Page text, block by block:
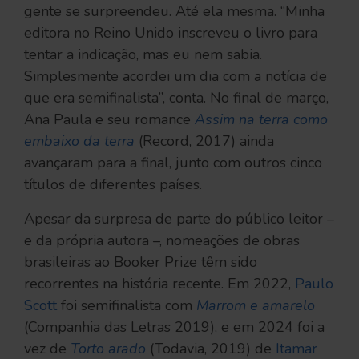
gente se surpreendeu. Até ela mesma. “Minha
editora no Reino Unido inscreveu o livro para
tentar a indicação, mas eu nem sabia.
Simplesmente acordei um dia com a notícia de
que era semifinalista”, conta. No final de março,
Ana Paula e seu romance Assim na terra como
embaixo da terra (Record, 2017) ainda
avançaram para a final, junto com outros cinco
títulos de diferentes países.
Apesar da surpresa de parte do público leitor –
e da própria autora –, nomeações de obras
brasileiras ao Booker Prize têm sido
recorrentes na história recente. Em 2022, Paulo
Scott foi semifinalista com Marrom e amarelo
(Companhia das Letras 2019), e em 2024 foi a
vez de Torto arado (Todavia, 2019) de Itamar